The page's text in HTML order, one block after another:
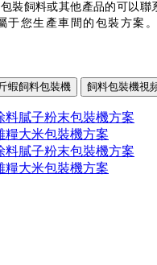
裝飼料或其他產品的可以聯
于您生產車間的包裝方案
蝦飼料包裝機 飼料包裝機視
料膩子粉末包裝機方案
糧大米包裝機方案
料膩子粉末包裝機方案
糧大米包裝機方案